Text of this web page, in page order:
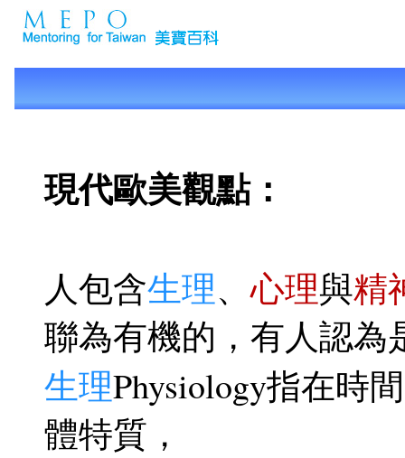
現代歐美觀點：
人包含生理、心理與精
聯為有機的，有人認為
生理Physiology指在時
體特質，